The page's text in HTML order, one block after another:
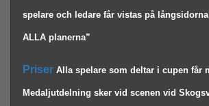
spelare och ledare får vistas på långsidorna
ALLA planerna”
Priser Alla spelare som deltar i cupen får
Medaljutdelning sker vid scenen vid